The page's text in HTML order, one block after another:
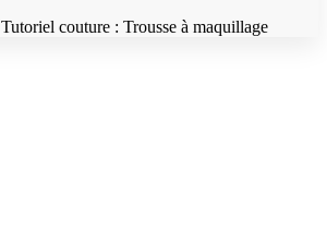
Tutoriel couture : Trousse à maquillage